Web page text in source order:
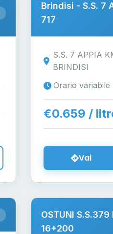
Brindisi - S.S. 7
717
S.S. 7 APPIA
BRINDISI
Orario variabile
€0.659 /
Vai
OSTUNI S.S.379
16+200